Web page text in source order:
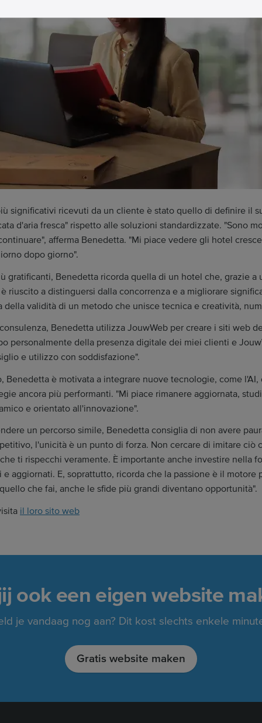
significativi ricevuti da un cliente è stato quello di definire il
d'aria fresca" rispetto alle soluzioni standardizzate. "Sono
afferma Benedetta. "Mi piace vedere gli hotel
dopo giorno".
gratificanti, Benedetta ricorda quella di un hotel che, grazie a
riuscito a distinguersi dalla concorrenza e a migliorare
della validità di un metodo che unisce tecnica e creatività,
Benedetta utilizza JouwWeb per creare i siti web
personalmente della presenza digitale dei miei clienti e
e utilizzo con soddisfazione".
Benedetta è motivata a integrare nuove tecnologie, come
ancora più performanti. "Mi piace rimanere aggiornata,
e orientato all'innovazione".
un percorso simile, Benedetta consiglia di non avere
l'unicità è un punto di forza. Non cercare di imitare ciò
ti rispecchi veramente. È importante anche investire nella
e aggiornati. E, soprattutto, ricorda che la passione è il motore
che fai, anche le sfide più grandi diventano opportunità".
il loro sito web
ook een eigen website
je vandaag nog aan? Dit kost slechts enkele
Gratis website maken